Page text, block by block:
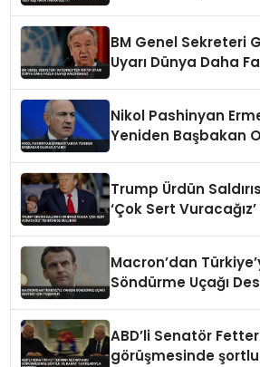
BM Genel Sekreteri
Uyarı Dünya Daha
Nikol Pashinyan
Yeniden Başbakan
Trump Ürdün
‘Çok Sert
Macron’dan
Söndürme Uçağı
ABD’li Senatör
görüşmesinde